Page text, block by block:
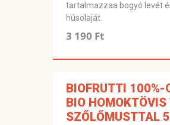
tartalmazzaa bogyó levét
húsolaját.
3 190 Ft
BIOFRUTTI 100%-
BIO HOMOKTÖVIS
SZŐLŐMUSTTAL